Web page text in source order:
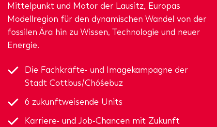
Mittelpunkt und Motor der Lausitz, Europas
Modellregion für den dynamischen Wandel von der
fossilen Ära hin zu Wissen, Technologie und neuer
Energie.
Die Fachkräfte- und Imagekampagne der
Stadt Cottbus/Chóśebuz
6 zukunftweisende Units
Karriere- und Job-Chancen mit Zukunft